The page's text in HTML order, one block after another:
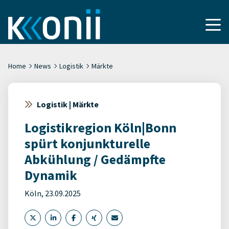
Home News Logistik Märkte
Logistik | Märkte
Logistikregion Köln|Bonn
spürt konjunkturelle
Abkühlung / Gedämpfte
Dynamik
Köln, 23.09.2025